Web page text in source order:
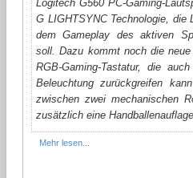
Logitech G560 PC-Gaming-
G LIGHTSYNC Technologie, die
dem Gameplay des aktiven
soll. Dazu kommt noch die
RGB-Gaming-Tastatur, die
Beleuchtung zurückgreifen
zwischen zwei mechanischen
zusätzlich eine
Mehr lesen...